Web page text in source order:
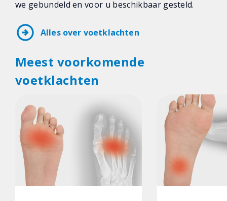
we gebundeld en voor u beschikbaar gesteld.
arrow_circle_right Alles over voetklachten
Meest voorkomende
voetklachten